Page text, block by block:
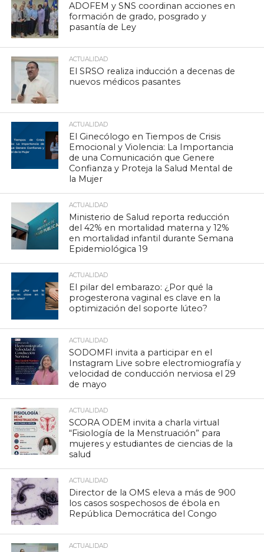
ADOFEM y SNS coordinan acciones en
formación de grado, posgrado y
pasantía de Ley
ACTUALIDAD
El SRSO realiza inducción a decenas de
nuevos médicos pasantes
ACTUALIDAD
El Ginecólogo en Tiempos de Crisis
Emocional y Violencia: La Importancia
de una Comunicación que Genere
Confianza y Proteja la Salud Mental de
la Mujer
ACTUALIDAD
Ministerio de Salud reporta reducción
del 42% en mortalidad materna y 12%
en mortalidad infantil durante Semana
Epidemiológica 19
ACTUALIDAD
El pilar del embarazo: ¿Por qué la
progesterona vaginal es clave en la
optimización del soporte lúteo?
ACTUALIDAD
SODOMFI invita a participar en el
Instagram Live sobre electromiografía y
velocidad de conducción nerviosa el 29
de mayo
ACTUALIDAD
SCORA ODEM invita a charla virtual
“Fisiología de la Menstruación” para
mujeres y estudiantes de ciencias de la
salud
ACTUALIDAD
Director de la OMS eleva a más de 900
los casos sospechosos de ébola en
República Democrática del Congo
ACTUALIDAD